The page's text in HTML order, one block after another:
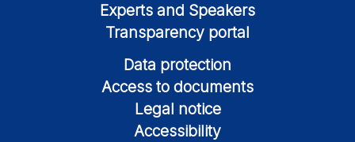
Experts and Speakers
Transparency portal
Data protection
Access to documents
Legal notice
Accessibility